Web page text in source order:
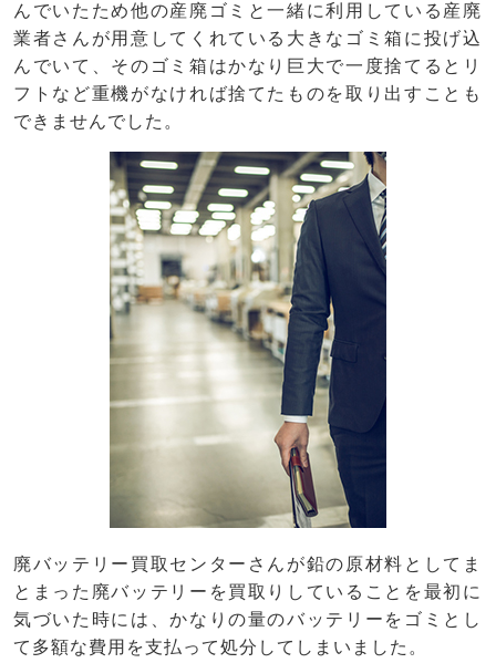
んでいたため他の産廃ゴミと一緒に利用している産廃
業者さんが用意してくれている大きなゴミ箱に投げ込
んでいて、そのゴミ箱はかなり巨大で一度捨てるとリ
フトなど重機がなければ捨てたものを取り出すことも
できませんでした。
廃バッテリー買取センターさんが鉛の原材料としてま
とまった廃バッテリーを買取りしていることを最初に
気づいた時には、かなりの量のバッテリーをゴミとし
て多額な費用を支払って処分してしまいました。